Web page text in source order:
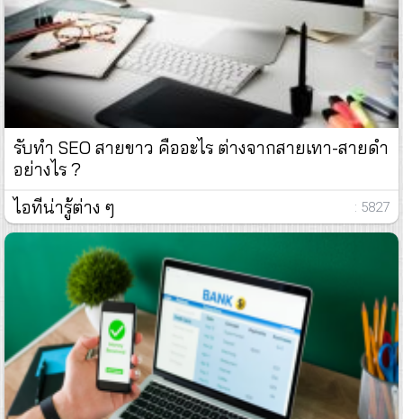
รับทำ SEO สายขาว คืออะไร ต่างจากสายเทา-สายดำ
อย่างไร ?
ไอทีน่ารู้ต่าง ๆ
: 5827